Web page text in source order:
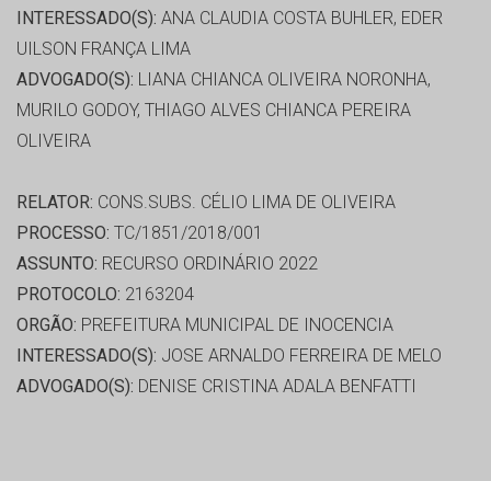
INTERESSADO(S): ANA CLAUDIA COSTA BUHLER, EDER
UILSON FRANÇA LIMA
ADVOGADO(S): LIANA CHIANCA OLIVEIRA NORONHA,
MURILO GODOY, THIAGO ALVES CHIANCA PEREIRA
OLIVEIRA
RELATOR: CONS.SUBS. CÉLIO LIMA DE OLIVEIRA
PROCESSO: TC/1851/2018/001
ASSUNTO: RECURSO ORDINÁRIO 2022
PROTOCOLO: 2163204
ORGÃO: PREFEITURA MUNICIPAL DE INOCENCIA
INTERESSADO(S): JOSE ARNALDO FERREIRA DE MELO
ADVOGADO(S): DENISE CRISTINA ADALA BENFATTI